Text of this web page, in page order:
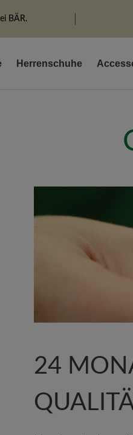
springen
BÄR.
Herrenschuhe
24